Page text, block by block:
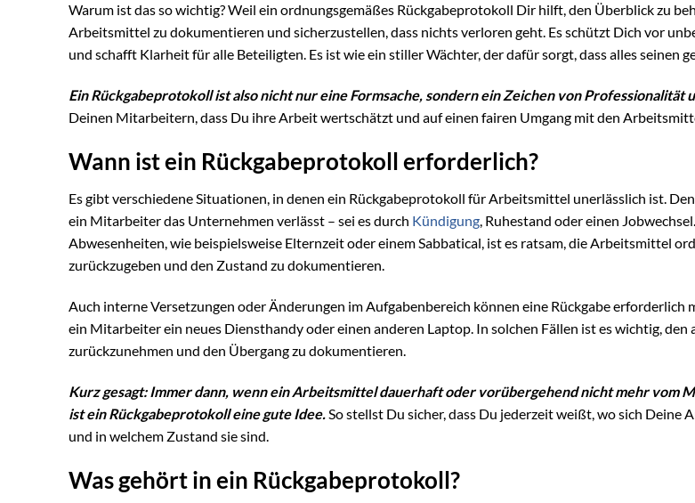
Warum ist das so wichtig? Weil ein ordnungsgemäßes Rückgabeprotokoll Dir hilft, den Überblick zu
Arbeitsmittel zu dokumentieren und sicherzustellen, dass nichts verloren geht. Es schützt Dich vor
und schafft Klarheit für alle Beteiligten. Es ist wie ein stiller Wächter, der dafür sorgt, dass alles seinen
Ein Rückgabeprotokoll ist also nicht nur eine Formsache, sondern ein Zeichen von Professionalität
Deinen Mitarbeitern, dass Du ihre Arbeit wertschätzt und auf einen fairen Umgang mit den
Wann ist ein Rückgabeprotokoll erforderlich?
Es gibt verschiedene Situationen, in denen ein Rückgabeprotokoll für Arbeitsmittel unerlässlich ist.
ein Mitarbeiter das Unternehmen verlässt – sei es durch Kündigung, Ruhestand oder einen
Abwesenheiten, wie beispielsweise Elternzeit oder einem Sabbatical, ist es ratsam, die Arbeitsmittel
zurückzugeben und den Zustand zu dokumentieren.
Auch interne Versetzungen oder Änderungen im Aufgabenbereich können eine Rückgabe erforderlich
ein Mitarbeiter ein neues Diensthandy oder einen anderen Laptop. In solchen Fällen ist es wichtig, den
zurückzunehmen und den Übergang zu dokumentieren.
Kurz gesagt: Immer dann, wenn ein Arbeitsmittel dauerhaft oder vorübergehend nicht mehr vom
ist ein Rückgabeprotokoll eine gute Idee.So stellst Du sicher, dass Du jederzeit weißt, wo sich Deine
und in welchem Zustand sie sind.
Was gehört in ein Rückgabeprotokoll?